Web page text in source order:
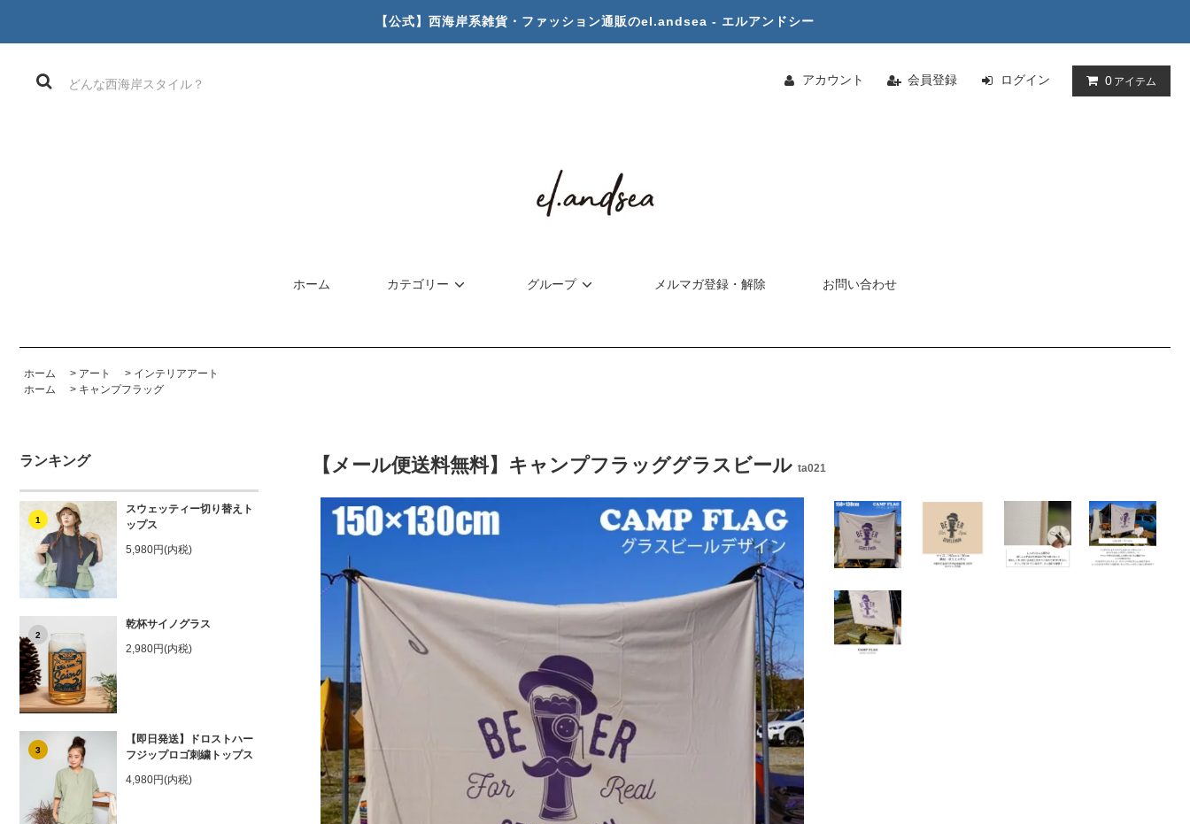
【公式】西海岸系雑貨・ファッション通販のel.andsea - エルアンドシー
アカウント 会員登録 ログイン 0 アイテム
ホーム カテゴリー グループ メルマガ登録・解除 お問い合わせ
ホーム > アート > インテリアアート
ホーム
> キャンプフラッグ
ランキング
1
スウェッティー切り替えト
ップス
5,980円(内税)
2
乾杯サイノグラス
2,980円(内税)
3
【即日発送】ドロストハー
フジップロゴ刺繍トップス
4,980円(内税)
【メール便送料無料】キャンプフラッググラスビール ta021